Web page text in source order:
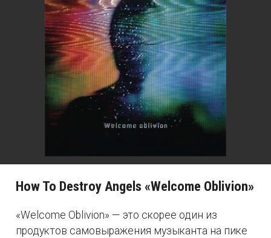
How To Destroy Angels «Welcome Oblivion»
«Welcome Oblivion» — это скорее один из
продуктов самовыражения музыканта на пике